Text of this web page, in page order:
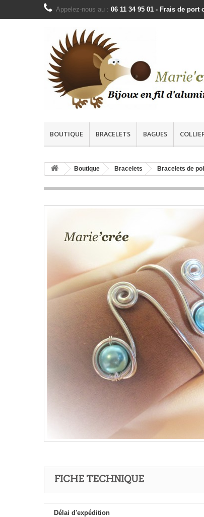
Appelez-nous au : 06 11 34 95 01 - Frais de
BOUTIQUE BRACELETS BAGUES
Boutique Bracelets Bracelets de
FICHE TECHNIQUE
Délai d'expédition